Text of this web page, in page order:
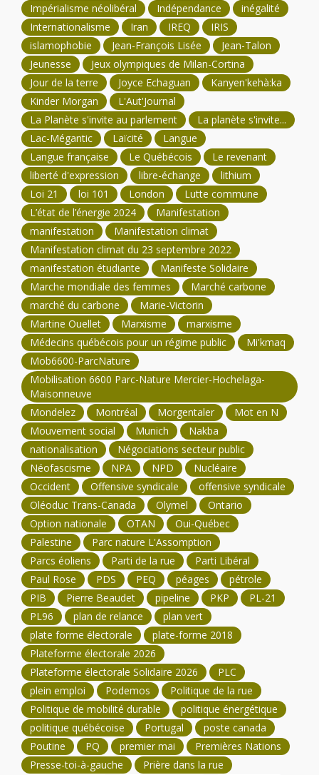
Impérialisme néolibéral
Indépendance
inégalité
Internationalisme
Iran IREQ
IRIS
islamophobie
Jean-François Lisée
Jean-Talon
Jeunesse
Jeux olympiques de Milan-Cortina
Jour de la terre
Joyce Echaguan
Kanyen'kehà:ka
Kinder Morgan
L'Aut'Journal
La Planète s'invite au parlement
La planète s'invite...
Lac-Mégantic
Laïcité
Langue
Langue française
Le Québécois
Le revenant
liberté d'expression
libre-échange
lithium
Loi 21
loi 101 London
Lutte commune
L’état de l’énergie 2024
Manifestation
manifestation
Manifestation climat
Manifestation climat du 23 septembre 2022
manifestation étudiante
Manifeste Solidaire
Marche mondiale des femmes
Marché carbone
marché du carbone
Marie-Victorin
Martine Ouellet
Marxisme
marxisme
Médecins québécois pour un régime public
Mi'kmaq
Mob6600-ParcNature
Mobilisation 6600 Parc-Nature Mercier-Hochelaga-
Maisonneuve
Mondelez
Montréal Morgentaler
Mot en N
Mouvement social
Munich
Nakba
nationalisation
Négociations secteur public
Néofascisme
NPA NPD
Nucléaire
Occident
Offensive syndicale
offensive syndicale
Oléoduc Trans-Canada
Olymel
Ontario
Option nationale
OTAN
Oui-Québec
Palestine
Parc nature L'Assomption
Parcs éoliens
Parti de la rue
Parti Libéral
Paul Rose
PDS PEQ péages
pétrole
PIB
Pierre Beaudet pipeline PKP
PL-21
PL96
plan de relance
plan vert
plate forme électorale
plate-forme 2018
Plateforme électorale 2026
Plateforme électorale Solidaire 2026
PLC
plein emploi
Podemos
Politique de la rue
Politique de mobilité durable
politique énergétique
politique québécoise
Portugal
poste canada
Poutine
PQ premier mai
Premières Nations
Presse-toi-à-gauche
Prière dans la rue